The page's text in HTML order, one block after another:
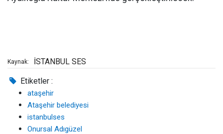
Kaynak: İSTANBUL SES
Etiketler :
ataşehir
Ataşehir belediyesi
istanbulses
Onursal Adıgüzel